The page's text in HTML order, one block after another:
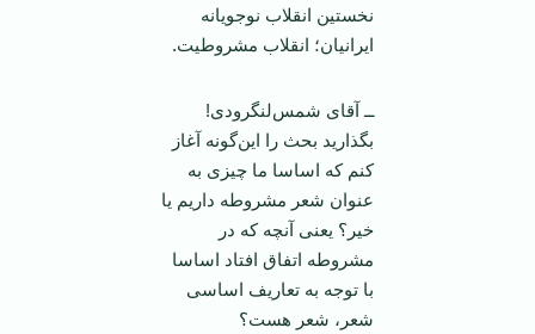
نخستین انقلاب نوجویانه
ایرانیان؛ انقلاب مشروطیت.
ــ آقای شمس‌لنگرودی!
بگذارید بحث را این‌گونه آغاز
کنم که اساسا ما چیزی به
عنوان شعر مشروطه داریم یا
خیر؟ یعنی آنچه که در
مشروطه اتفاق افتاد اساسا
با توجه به تعاریف اساسی
شعر، شعر هست؟